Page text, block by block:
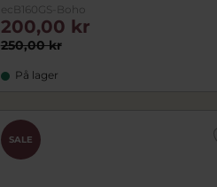
ecB160GS-Boho
250,00 kr
200,00 kr
På lager
SALE